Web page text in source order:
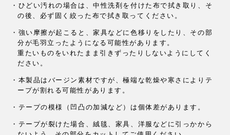
・ひどい汚れの場合は、中性洗剤を付けた布で拭き取り、そ
の後、 必ず固く絞った布で拭き取ってください。
・強い摩擦が起こると、家具などに色移りをしたり、 その部
分が毛羽立ったようになる可能性があります。
重たいものをいれたまま引きずったりしないようにしてく
ださい。
・本製品はバージン素材ですが、極端な乾燥や寒さによりテ
ープが割れる可能性があります。
・テープの模様（凹凸の加減など）は個体差があります。
・テープが裂けた場合、絨毯、家具、洋服などに引っかから